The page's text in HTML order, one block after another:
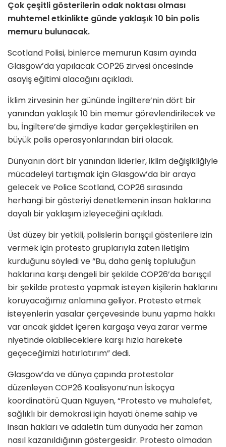
Çok çeşitli gösterilerin odak noktası olması
muhtemel etkinlikte günde yaklaşık 10 bin polis
memuru bulunacak.
Scotland Polisi, binlerce memurun Kasım ayında
Glasgow’da yapılacak COP26 zirvesi öncesinde
asayiş eğitimi alacağını açıkladı.
İklim zirvesinin her gününde İngiltere’nin dört bir
yanından yaklaşık 10 bin memur görevlendirilecek ve
bu, İngiltere’de şimdiye kadar gerçekleştirilen en
büyük polis operasyonlarından biri olacak.
Dünyanın dört bir yanından liderler, iklim değişikliğiyle
mücadeleyi tartışmak için Glasgow’da bir araya
gelecek ve Police Scotland, COP26 sırasında
herhangi bir gösteriyi denetlemenin insan haklarına
dayalı bir yaklaşım izleyeceğini açıkladı.
Üst düzey bir yetkili, polislerin barışçıl gösterilere izin
vermek için protesto gruplarıyla zaten iletişim
kurduğunu söyledi ve “Bu, daha geniş topluluğun
haklarına karşı dengeli bir şekilde COP26’da barışçıl
bir şekilde protesto yapmak isteyen kişilerin haklarını
koruyacağımız anlamına geliyor. Protesto etmek
isteyenlerin yasalar çerçevesinde bunu yapma hakkı
var ancak şiddet içeren kargaşa veya zarar verme
niyetinde olabileceklere karşı hızla harekete
geçeceğimizi hatırlatırım” dedi.
Glasgow’da ve dünya çapında protestolar
düzenleyen COP26 Koalisyonu’nun İskoçya
koordinatörü Quan Nguyen, “Protesto ve muhalefet,
sağlıklı bir demokrasi için hayati öneme sahip ve
insan hakları ve adaletin tüm dünyada her zaman
nasıl kazanıldığının göstergesidir. Protesto olmadan